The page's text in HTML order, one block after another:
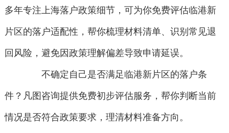
多年专注上海落户政策细节，可为你免费评估临港新
片区的落户适配性，帮你梳理材料清单、识别常见退
回风险，避免因政策理解偏差导致申请延误。
不确定自己是否满足临港新片区的落户条
件？凡图咨询提供免费初步评估服务，帮你判断当前
情况是否符合政策要求，理清材料准备方向。